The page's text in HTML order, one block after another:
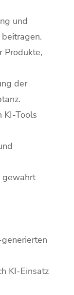
und
Produkte,
der
KI-Tools
gewahrt
KI-Einsatz